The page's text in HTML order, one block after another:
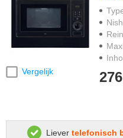
Vergelijk
Liever telefonisch